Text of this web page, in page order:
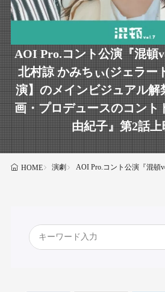
AOI Pro.コント公演『混頓
北村諒 かみちぃ(ジェラー
演】のメインビジュアル
画・プロデュースのコント
由紀子』第2話上
HOME 演劇 AOI Pro.コント公演『混頓